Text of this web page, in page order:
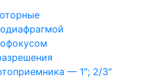
— 1″; 2/3″